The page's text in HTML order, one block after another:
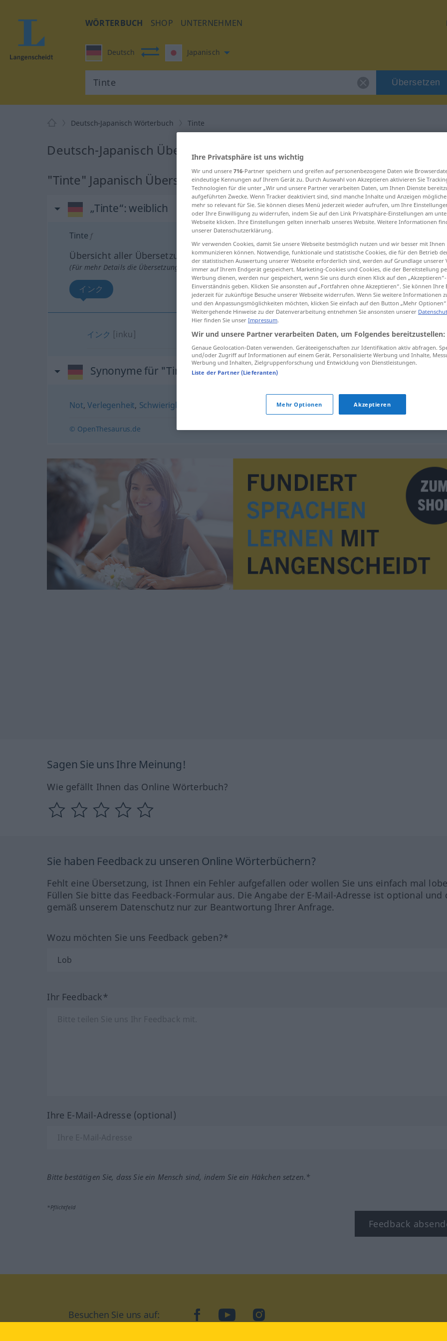
WÖRTERBUCH SHOP UNTERNEHMEN
Deutsch Japanisch
Übersetzen
Deutsch-Japanisch Wörterbuch Tinte
Deutsch-Japanisch Übersetzung für "Tinte"
"Tinte" Japanisch Übersetzung
„Tinte“: weiblich
Tinte f
Übersicht aller Übersetzungen
(Für mehr Details die Übersetzung anklicken/antippen)
インク
インク [inku] Tinte
Synonyme für "Tinte"
Not,Verlegenheit, Schwierigkeit
© OpenThesaurus.de
Sagen Sie uns Ihre Meinung!
Wie gefällt Ihnen das Online Wörterbuch?
Sie haben Feedback zu unseren Online Wörterbüchern?
Fehlt eine Übersetzung, ist Ihnen ein Fehler aufgefallen oder wollen Sie uns einfach mal
Füllen Sie bitte das Feedback-Formular aus. Die Angabe der E-Mail-Adresse ist optional und
gemäß unserem Datenschutz nur zur Beantwortung Ihrer Anfrage.
Wozu möchten Sie uns Feedback geben?*
Ihr Feedback*
Ihre E-Mail-Adresse (optional)
Bitte bestätigen Sie, dass Sie ein Mensch sind, indem Sie ein Häkchen setzen.*
*Pflichtfeld
Feedback
Besuchen Sie uns auf: facebookYouTubeInstagram
Ihre Privatsphäre ist uns wichtig
Wir und unsere 716-Partner speichern und greifen auf personenbezogene Daten wie
eindeutige Kennungen auf Ihrem Gerät zu. Durch Auswahl von Akzeptieren aktivieren Sie
Technologien für die unter „Wir und unsere Partner verarbeiten Daten, um Ihnen Dienste
aufgeführten Zwecke. Wenn Tracker deaktiviert sind, sind manche Inhalte und Anzeigen
mehr so relevant für Sie. Sie können dieses Menü jederzeit wieder aufrufen, um Ihre
oder Ihre Einwilligung zu widerrufen, indem Sie auf den Link Privatsphäre-Einstellungen am
Webseite klicken. Ihre Einstellungen gelten innerhalb unseres Website. Weitere Informationen
unserer Datenschutzerklärung.
Wir verwenden Cookies, damit Sie unsere Webseite bestmöglich nutzen und wir besser mit Ihnen
kommunizieren können. Notwendige, funktionale und statistische Cookies, die für den Betrieb
der statistischen Auswertung unserer Webseite erforderlich sind, werden auf Grundlage unserer
immer auf Ihrem Endgerät gespeichert. Marketing-Cookies und Cookies, die der Bereitstellung
Werbung dienen, werden nur gespeichert, wenn Sie uns durch einen Klick auf den
Einverständnis geben. Klicken Sie ansonsten auf „Fortfahren ohne Akzeptieren“. Sie können
jederzeit für zukünftige Besuche unserer Webseite widerrufen. Wenn Sie weitere Informationen
und den Anpassungsmöglichkeiten möchten, klicken Sie einfach auf den Button „Mehr
Weitergehende Hinweise zu der Datenverarbeitung entnehmen Sie ansonsten unserer
Hier finden Sie unser Impressum.
Wir und unsere Partner verarbeiten Daten, um Folgendes bereitzustellen:
Genaue Geolocation-Daten verwenden. Geräteeigenschaften zur Identifikation aktiv abfragen.
und/oder Zugriff auf Informationen auf einem Gerät. Personalisierte Werbung und Inhalte,
Werbung und Inhalten, Zielgruppenforschung und Entwicklung von Dienstleistungen.
Liste der Partner (Lieferanten)
Mehr Optionen Akzeptieren